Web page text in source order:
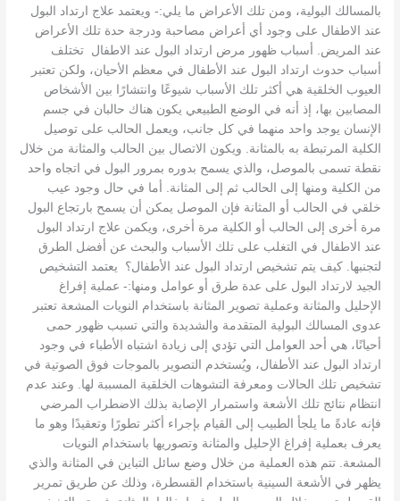
بالمسالك البولية، ومن تلك الأعراض ما يلي:- ويعتمد علاج ارتداد البول
عند الاطفال على وجود أي أعراض مصاحبة ودرجة حدة تلك الأعراض
عند المريض. أسباب ظهور مرض ارتداد البول عند الاطفال تختلف
أسباب حدوث ارتداد البول عند الأطفال في معظم الأحيان، ولكن تعتبر
العيوب الخلقية هي أكثر تلك الأسباب شيوعًا وانتشارًا بين الأشخاص
المصابين بها، إذ أنه في الوضع الطبيعي يكون هناك حالبان في جسم
الإنسان يوجد واحد منهما في كل جانب، ويعمل الحالب على توصيل
الكلية المرتبطة به بالمثانة. ويكون الاتصال بين الحالب والمثانة من خلال
نقطة تسمى بالموصل، والذي يسمح بدوره بمرور البول في اتجاه واحد
من الكلية ومنها إلى الحالب ثم إلى المثانة. أما في حال وجود عيب
خلقي في الحالب أو المثانة فإن الموصل يمكن أن يسمح بارتجاع البول
مرة أخرى إلى الحالب أو الكلية مرة أخرى، ويكمن علاج ارتداد البول
عند الاطفال في التغلب على تلك الأسباب والبحث عن أفضل الطرق
لتجنبها. كيف يتم تشخيص ارتداد البول عند الأطفال؟ يعتمد التشخيص
الجيد لارتداد البول على عدة طرق أو عوامل ومنها:- عملية إفراغ
الإحليل والمثانة وعملية تصوير المثانة باستخدام النويات المشعة تعتبر
عدوى المسالك البولية المتقدمة والشديدة والتي تسبب ظهور حمى
أحيانًا، هي أحد العوامل التي تؤدي إلى زيادة اشتباه الأطباء في وجود
ارتداد البول عند الأطفال، ويُستخدم التصوير بالموجات فوق الصوتية في
تشخيص تلك الحالات ومعرفة التشوهات الخلقية المسببة لها. وعند عدم
انتظام نتائج تلك الأشعة واستمرار الإصابة بذلك الاضطراب المرضي
فإنه عادةً ما يلجأ الطبيب إلى القيام بإجراء أكثر تطورًا وتعقيدًا وهو ما
يعرف بعملية إفراغ الإحليل والمثانة وتصوريها باستخدام النويات
المشعة. تتم هذه العملية من خلال وضع سائل التباين في المثانة والذي
يظهر في الأشعة السينية باستخدام القسطرة، وذلك عن طريق تمرير